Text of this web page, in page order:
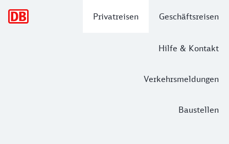
Privatreisen Geschäftsreisen
Hilfe & Kontakt
Verkehrsmeldungen
Baustellen